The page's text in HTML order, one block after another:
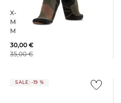
X-Socks | Skisocken mit
Merinowolle SKI DISCOVER
MERINO OTC
30,00 €
35,00 €
SALE: -19 %